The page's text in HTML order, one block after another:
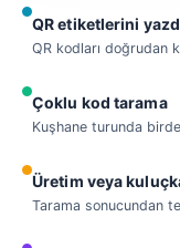
QR etiketlerini
QR kodları doğrudan
Çoklu kod tarama
Kuşhane turunda
Üretim veya
Tarama sonucundan